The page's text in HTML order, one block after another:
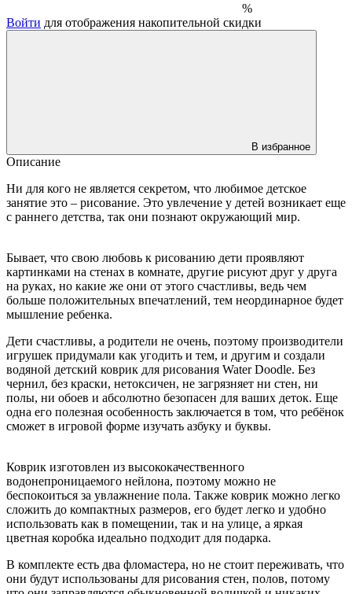
%
Войти для отображения накопительной скидки
В избранное
Описание
Ни для кого не является секретом, что любимое детское
занятие это – рисование. Это увлечение у детей возникает еще
с раннего детства, так они познают окружающий мир.
Бывает, что свою любовь к рисованию дети проявляют
картинками на стенах в комнате, другие рисуют друг у друга
на руках, но какие же они от этого счастливы, ведь чем
больше положительных впечатлений, тем неординарное будет
мышление ребенка.
Дети счастливы, а родители не очень, поэтому производители
игрушек придумали как угодить и тем, и другим и создали
водяной детский коврик для рисования Water Doodle. Без
чернил, без краски, нетоксичен, не загрязняет ни стен, ни
полы, ни обоев и абсолютно безопасен для ваших деток. Еще
одна его полезная особенность заключается в том, что ребёнок
сможет в игровой форме изучать азбуку и буквы.
Коврик изготовлен из высококачественного
водонепроницаемого нейлона, поэтому можно не
беспокоиться за увлажнение пола. Также коврик можно легко
сложить до компактных размеров, его будет легко и удобно
использовать как в помещении, так и на улице, а яркая
цветная коробка идеально подходит для подарка.
В комплекте есть два фломастера, но не стоит переживать, что
они будут использованы для рисования стен, полов, потому